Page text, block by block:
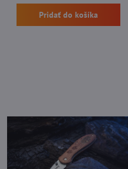
Pridať do košíka